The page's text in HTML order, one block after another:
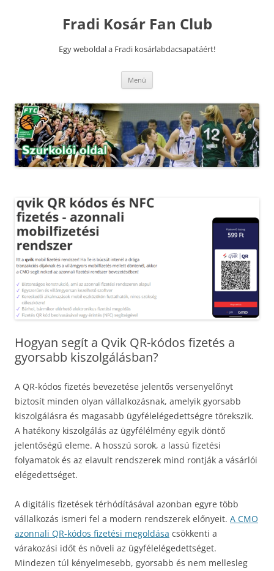
Fradi Kosár Fan Club
Egy weboldal a Fradi kosárlabdacsapatáért!
Menü
Hogyan segít a Qvik QR-kódos fizetés a
gyorsabb kiszolgálásban?
A QR-kódos fizetés bevezetése jelentős versenyelőnyt
biztosít minden olyan vállalkozásnak, amelyik gyorsabb
kiszolgálásra és magasabb ügyfélelégedettségre törekszik.
A hatékony kiszolgálás az ügyfélélmény egyik döntő
jelentőségű eleme. A hosszú sorok, a lassú fizetési
folyamatok és az elavult rendszerek mind rontják a vásárlói
elégedettséget.
A digitális fizetések térhódításával azonban egyre több
vállalkozás ismeri fel a modern rendszerek előnyeit. A CMO
azonnali QR-kódos fizetési megoldása csökkenti a
várakozási időt és növeli az ügyfélelégedettséget.
Mindezen túl kényelmesebb, gyorsabb és nem mellesleg